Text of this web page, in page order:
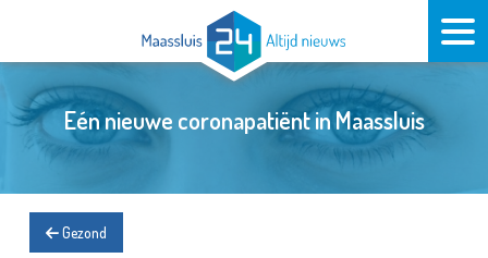
Eén nieuwe coronapatiënt in Maassluis
Gezond